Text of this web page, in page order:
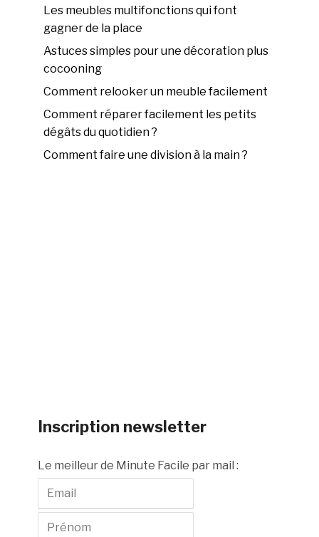
Les meubles multifonctions qui font
gagner de la place
Astuces simples pour une décoration plus
cocooning
Comment relooker un meuble facilement
Comment réparer facilement les petits
dégâts du quotidien ?
Comment faire une division à la main ?
Inscription newsletter
Le meilleur de Minute Facile par mail :